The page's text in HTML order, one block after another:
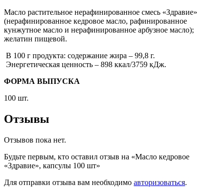
Масло растительное нерафинированное смесь «Здравие»
(нерафинированное кедровое масло, рафинированное
кунжутное масло и нерафинированное арбузное масло);
желатин пищевой.
В 100 г продукта: содержание жира – 99,8 г.
Энергетическая ценность – 898 ккал/3759 кДж.
ФОРМА ВЫПУСКА
100 шт.
Отзывы
Отзывов пока нет.
Будьте первым, кто оставил отзыв на «Масло кедровое
«Здравие», капсулы 100 шт»
Для отправки отзыва вам необходимо авторизоваться.